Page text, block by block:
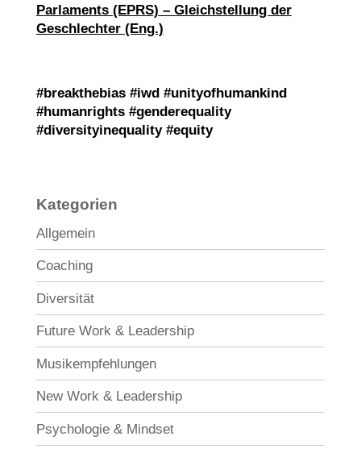
Parlaments (EPRS) – Gleichstellung der
Geschlechter (Eng.)
#breakthebias #iwd #unityofhumankind
#humanrights #genderequality
#diversityinequality #equity
Kategorien
Allgemein
Coaching
Diversität
Future Work & Leadership
Musikempfehlungen
New Work & Leadership
Psychologie & Mindset